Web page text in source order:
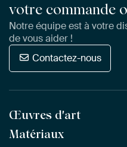
votre commande
Notre équipe est à votre
de vous aider !
Contactez-nous
Œuvres d'art
Toutes les œuvres
Matériaux